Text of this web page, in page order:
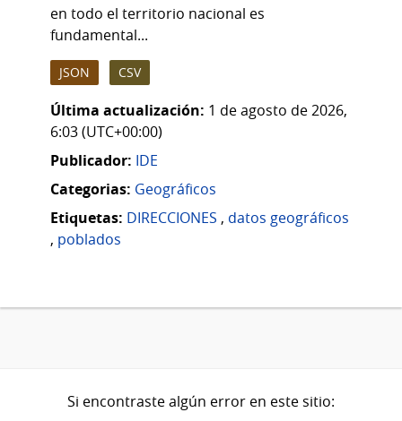
en todo el territorio nacional es
fundamental...
JSON CSV
Última actualización: 1 de agosto de 2026,
6:03 (UTC+00:00)
Publicador: IDE
Categorias: Geográficos
Etiquetas: DIRECCIONES , datos geográficos
, poblados
Si encontraste algún error en este sitio: